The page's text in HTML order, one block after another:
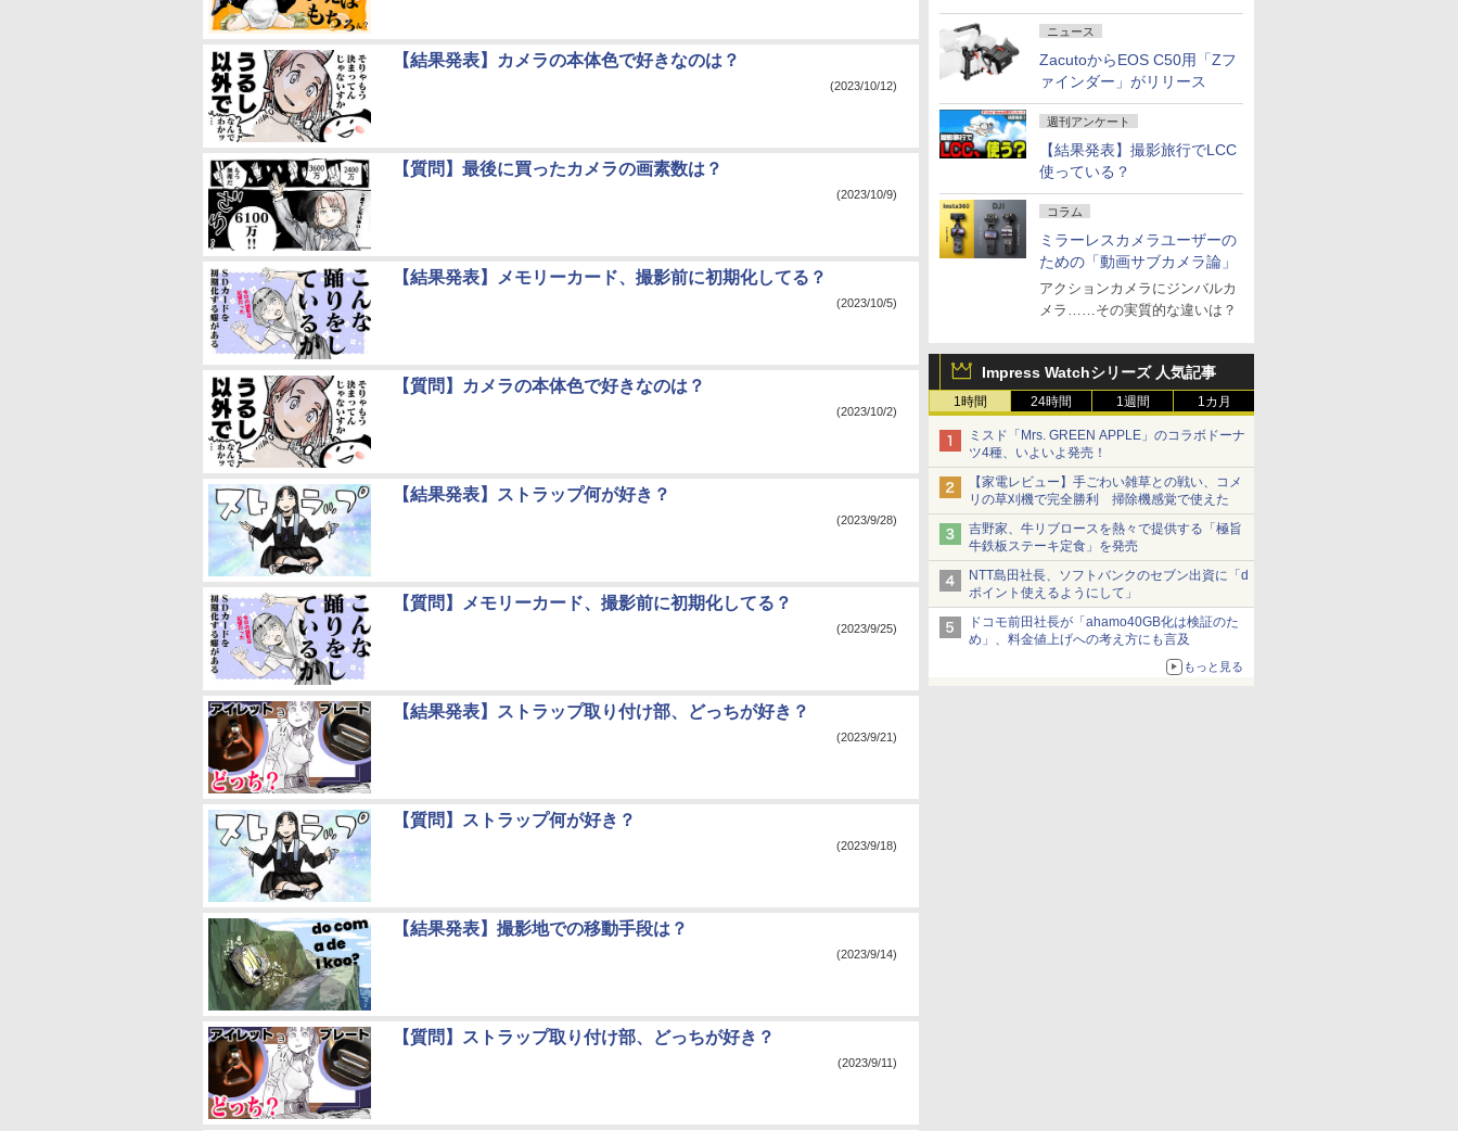
ニュース
ZacutoからEOS C50用「Zフ
ァインダー」がリリース
週刊アンケート
【結果発表】撮影旅行でLCC
使っている？
コラム
ミラーレスカメラユーザーの
ための「動画サブカメラ論」
アクションカメラにジンバルカ
メラ……その実質的な違いは？
Impress Watchシリーズ 人気記事
1時間 24時間 1週間 1カ月
ミスド「Mrs. GREEN APPLE」のコラボドーナ
ツ4種、いよいよ発売！
【家電レビュー】手ごわい雑草との戦い、コメ
リの草刈機で完全勝利 掃除機感覚で使えた
吉野家、牛リブロースを熱々で提供する「極旨
牛鉄板ステーキ定食」を発売
NTT島田社長、ソフトバンクのセブン出資に「d
ポイント使えるようにして」
ドコモ前田社長が「ahamo40GB化は検証のた
め」、料金値上げへの考え方にも言及
もっと見る
【結果発表】カメラの本体色で好きなのは？
(2023/10/12)
【質問】最後に買ったカメラの画素数は？
(2023/10/9)
【結果発表】メモリーカード、撮影前に初期化してる？
(2023/10/5)
【質問】カメラの本体色で好きなのは？
(2023/10/2)
【結果発表】ストラップ何が好き？
(2023/9/28)
【質問】メモリーカード、撮影前に初期化してる？
(2023/9/25)
【結果発表】ストラップ取り付け部、どっちが好き？
(2023/9/21)
【質問】ストラップ何が好き？
(2023/9/18)
【結果発表】撮影地での移動手段は？
(2023/9/14)
【質問】ストラップ取り付け部、どっちが好き？
(2023/9/11)